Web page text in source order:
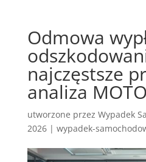
Odmowa
najczęstsze
analiza
utworzone przez Wypadek
2026| wypadek-